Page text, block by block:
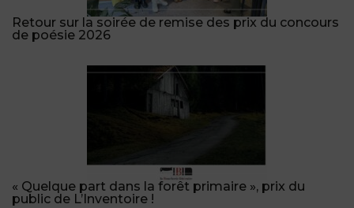
Retour sur la soirée de remise des prix du concours
de poésie 2026
« Quelque part dans la forêt primaire », prix du
public de L’Inventoire !